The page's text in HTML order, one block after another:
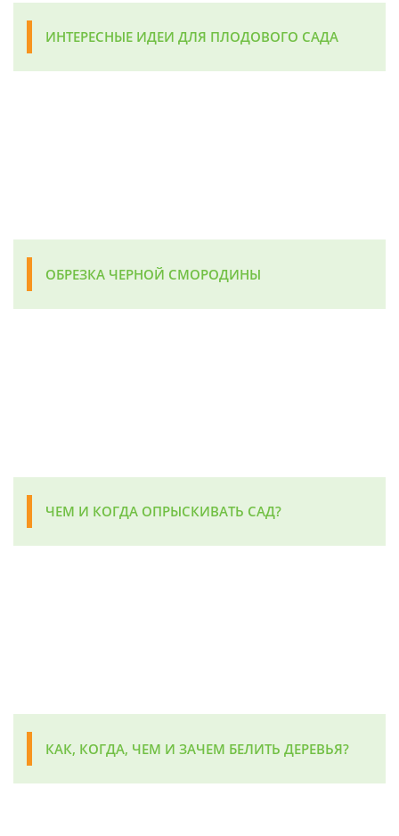
ИНТЕРЕСНЫЕ ИДЕИ ДЛЯ ПЛОДОВОГО САДА
ОБРЕЗКА ЧЕРНОЙ СМОРОДИНЫ
ЧЕМ И КОГДА ОПРЫСКИВАТЬ САД?
КАК, КОГДА, ЧЕМ И ЗАЧЕМ БЕЛИТЬ ДЕРЕВЬЯ?